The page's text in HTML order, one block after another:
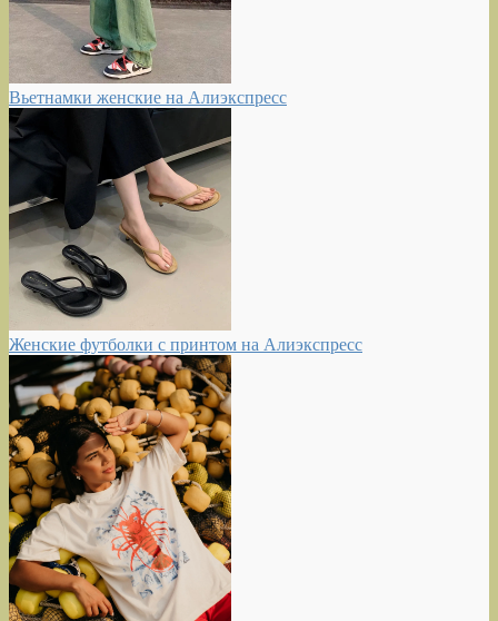
Вьетнамки женские на Алиэкспресс
Женские футболки с принтом на Алиэкспресс